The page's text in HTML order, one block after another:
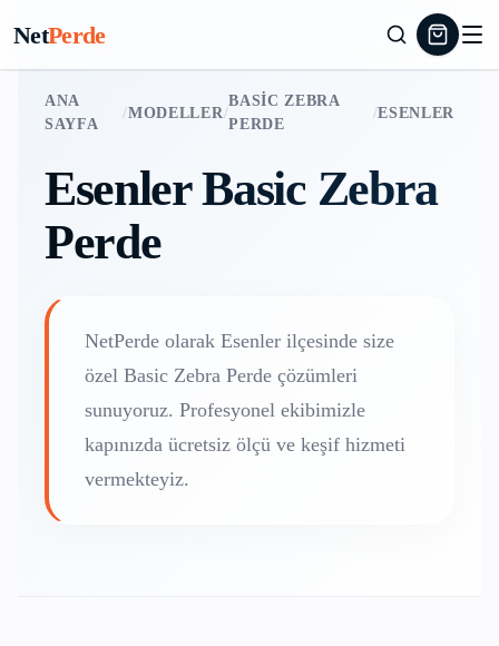
NetPerde
ANA
SAYFA
/MODELLER/
BASIC ZEBRA
PERDE
/ESENLER
EsenlerBasic Zebra
Perde
NetPerde olarak Esenler ilçesinde size
özel Basic Zebra Perde çözümleri
sunuyoruz. Profesyonel ekibimizle
kapınızda ücretsiz ölçü ve keşif hizmeti
vermekteyiz.